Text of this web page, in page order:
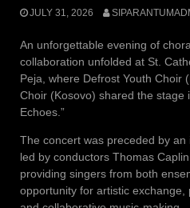
JULY 31, 2026
An unforgettable evening of
collaboration unfolded at St.
Peja, where Defrost Youth Choir
Choir (Kosovo) shared the stage
Echoes.”
The concert was preceded by
led by conductors Thomas
providing singers from both
opportunity for artistic exchange,